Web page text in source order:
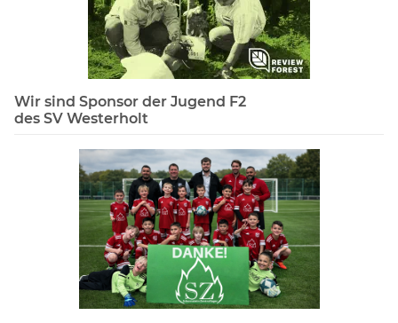
Wir sind Sponsor der Jugend F2
des SV Westerholt